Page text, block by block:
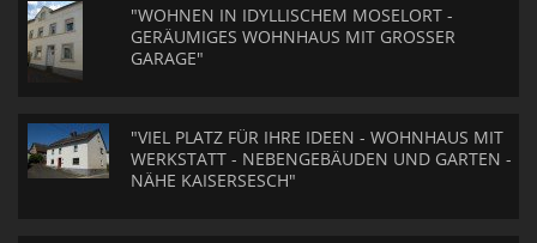
"WOHNEN IN IDYLLISCHEM MOSELORT -
GERÄUMIGES WOHNHAUS MIT GROSSER
GARAGE"
"VIEL PLATZ FÜR IHRE IDEEN - WOHNHAUS MIT
WERKSTATT - NEBENGEBÄUDEN UND GARTEN -
NÄHE KAISERSESCH"